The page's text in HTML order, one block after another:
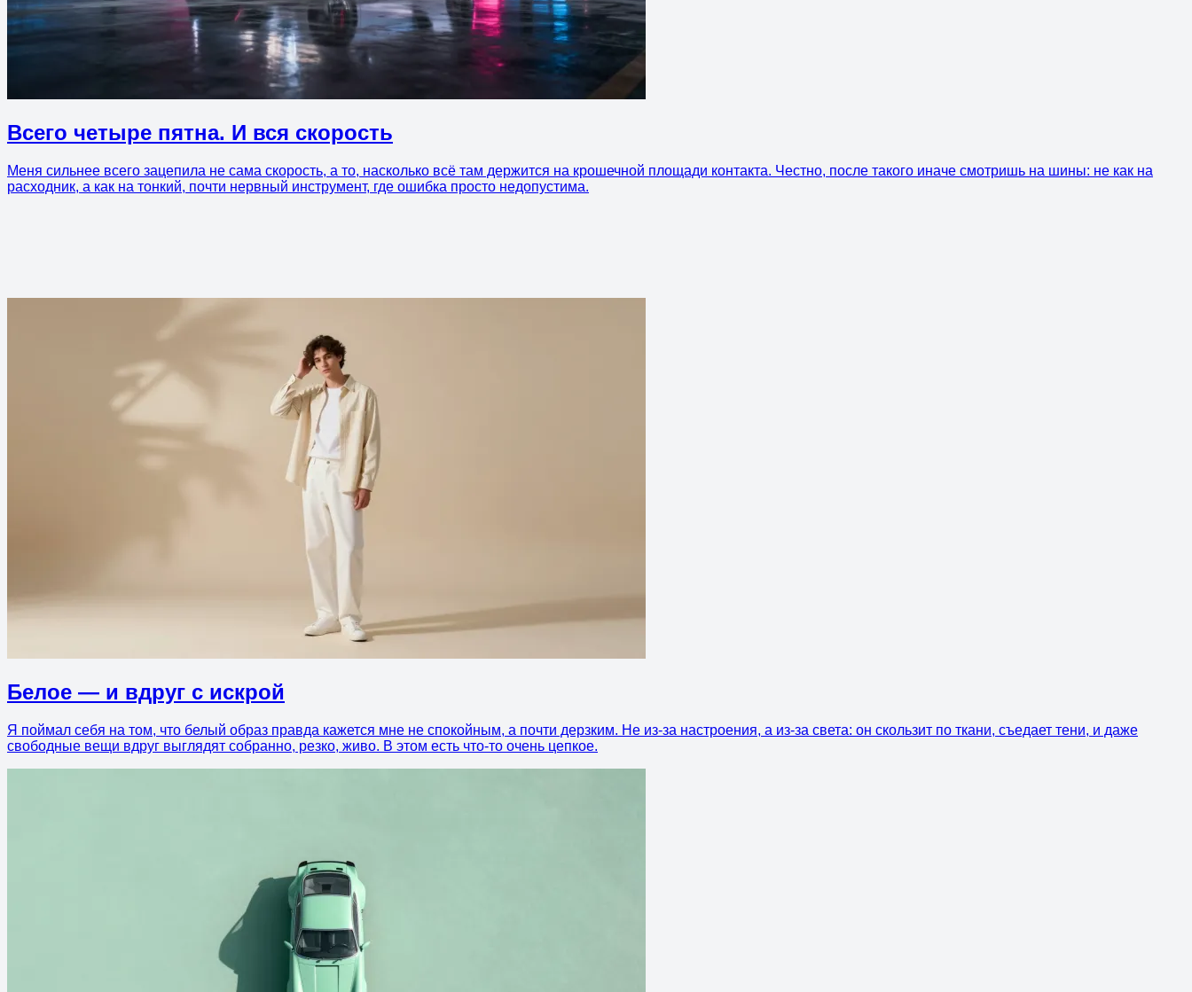
Всего четыре пятна. И вся скорость
Меня сильнее всего зацепила не сама скорость, а то, насколько всё там держится на крошечной площади контакта. Честно, после такого иначе смотришь на шины: не как на
расходник, а как на тонкий, почти нервный инструмент, где ошибка просто недопустима.
Белое — и вдруг с искрой
Я поймал себя на том, что белый образ правда кажется мне не спокойным, а почти дерзким. Не из-за настроения, а из-за света: он скользит по ткани, съедает тени, и даже
свободные вещи вдруг выглядят собранно, резко, живо. В этом есть что-то очень цепкое.